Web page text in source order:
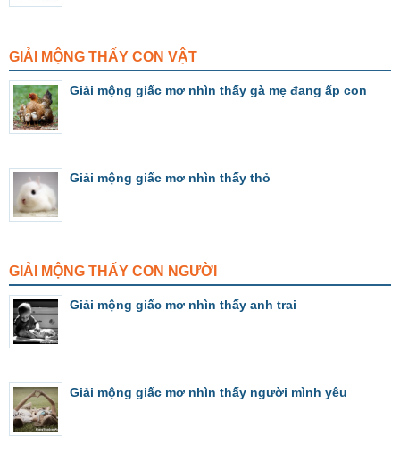
GIẢI MỘNG THẤY CON VẬT
Giải mộng giấc mơ nhìn thấy gà mẹ đang ấp con
Giải mộng giấc mơ nhìn thấy thỏ
GIẢI MỘNG THẤY CON NGƯỜI
Giải mộng giấc mơ nhìn thấy anh trai
Giải mộng giấc mơ nhìn thấy người mình yêu